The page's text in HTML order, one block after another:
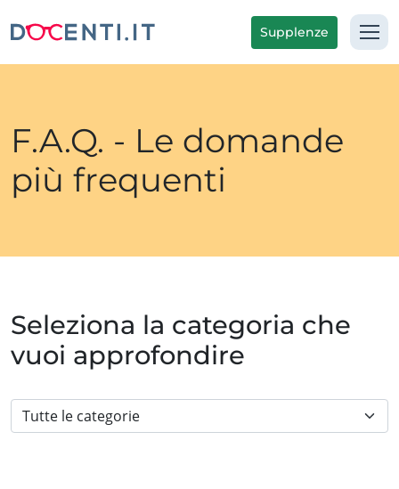
Supplenze
F.A.Q. - Le domande
più frequenti
Seleziona la categoria che
vuoi approfondire